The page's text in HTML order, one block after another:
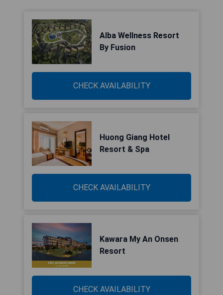
Alba Wellness Resort
By Fusion
CHECK AVAILABILITY
Huong Giang Hotel
Resort & Spa
CHECK AVAILABILITY
Kawara My An Onsen
Resort
CHECK AVAILABILITY